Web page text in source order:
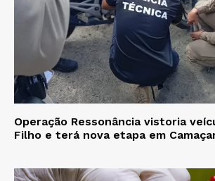
Operação Ressonância vistoria
Filho e terá nova etapa em